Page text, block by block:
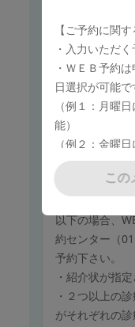
この
保険診療
血液内科
紹介状をお持
紹介状が「手
るかご確認下
以下の場合、
約センター（
予約下さい。
・紹介状が指
・２つ以上の
がそれぞれの診
【ご予約に関
・入力いただ
・ＷＥＢ予約
日選択が可能で
（例１：月曜
能）
（例２：金曜
能）
・予約日確定
ご返信致します
・入力フォー
がお取り出来
・ご希望日での
ご連絡させて
この